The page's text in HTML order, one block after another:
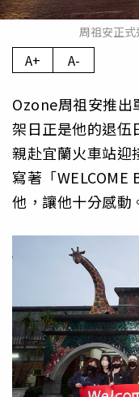
周祖安正式
A+ A-
Ozone周祖安推出
架日正是他的退伍
親赴宜蘭火車站迎
寫著「WELCOME
他，讓他十分感動